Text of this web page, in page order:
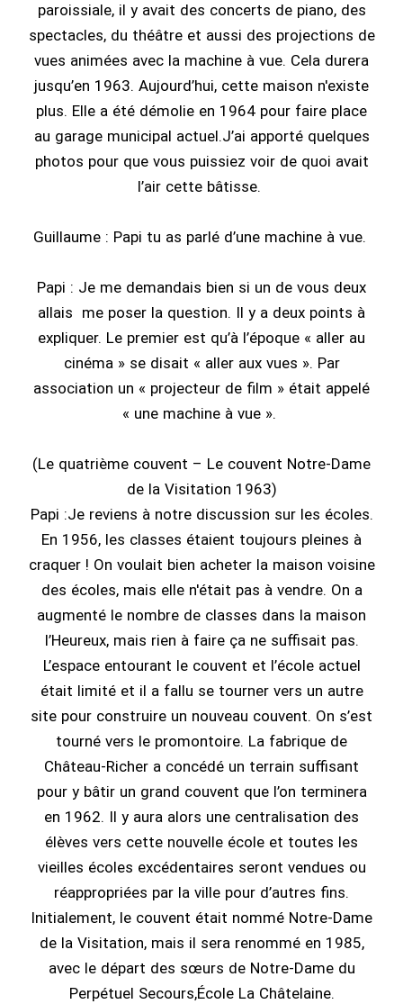
paroissiale, il y avait des concerts de piano, des
spectacles, du théâtre et aussi des projections de
vues animées avec la machine à vue. Cela durera
jusqu’en 1963. Aujourd’hui, cette maison n'existe
plus. Elle a été démolie en 1964 pour faire place
au garage municipal actuel.J’ai apporté quelques
photos pour que vous puissiez voir de quoi avait
l’air cette bâtisse.
Guillaume : Papi tu as parlé d’une machine à vue.
Papi : Je me demandais bien si un de vous deux
allais me poser la question. Il y a deux points à
expliquer. Le premier est qu’à l’époque « aller au
cinéma » se disait « aller aux vues ». Par
association un « projecteur de film » était appelé
« une machine à vue ».
(Le quatrième couvent – Le couvent Notre-Dame
de la Visitation 1963)
Papi :Je reviens à notre discussion sur les écoles.
En 1956, les classes étaient toujours pleines à
craquer ! On voulait bien acheter la maison voisine
des écoles, mais elle n'était pas à vendre. On a
augmenté le nombre de classes dans la maison
l’Heureux, mais rien à faire ça ne suffisait pas.
L’espace entourant le couvent et l’école actuel
était limité et il a fallu se tourner vers un autre
site pour construire un nouveau couvent. On s’est
tourné vers le promontoire. La fabrique de
Château-Richer a concédé un terrain suffisant
pour y bâtir un grand couvent que l’on terminera
en 1962. Il y aura alors une centralisation des
élèves vers cette nouvelle école et toutes les
vieilles écoles excédentaires seront vendues ou
réappropriées par la ville pour d’autres fins.
Initialement, le couvent était nommé Notre-Dame
de la Visitation, mais il sera renommé en 1985,
avec le départ des sœurs de Notre-Dame du
Perpétuel Secours,École La Châtelaine.